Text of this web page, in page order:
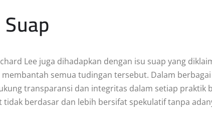
Lee juga dihadapkan dengan isu suap yang
semua tudingan tersebut. Dalam
transparansi dan integritas dalam setiap praktik
berdasar dan lebih bersifat spekulatif tanpa